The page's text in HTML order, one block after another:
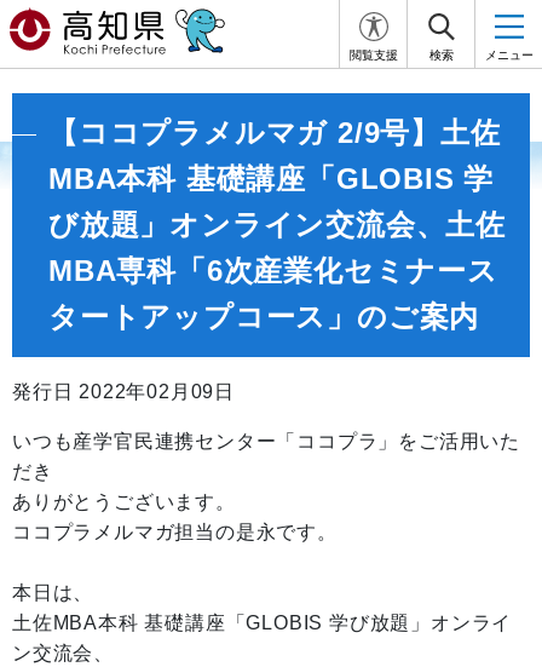
閲覧支援 検索 メニュー
【ココプラメルマガ 2/9号】土佐
MBA本科 基礎講座「GLOBIS 学
び放題」オンライン交流会、土佐
MBA専科「6次産業化セミナース
タートアップコース」のご案内
発行日 2022年02月09日
いつも産学官民連携センター「ココプラ」をご活用いた
だき
ありがとうございます。
ココプラメルマガ担当の是永です。
本日は、
土佐MBA本科 基礎講座「GLOBIS 学び放題」オンライ
ン交流会、